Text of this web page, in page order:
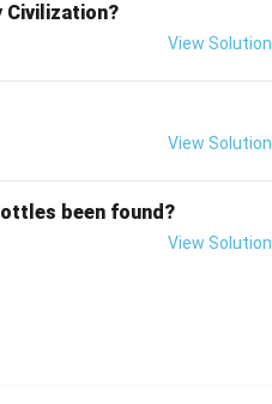
Civilization?
View Solution
View Solution
been found?
View Solution